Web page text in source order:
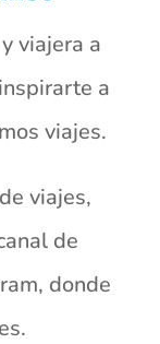
viajera a
a
viajes.
viajes,
de
donde